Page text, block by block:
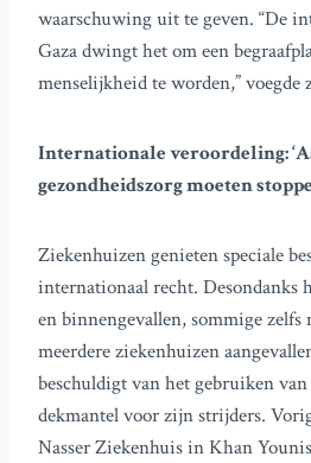
waarschuwing uit te geven. “De
Gaza dwingt het om een
menselijkheid te worden,” voegde
Internationale veroordeling:
gezondheidszorg moeten
Ziekenhuizen genieten speciale
internationaal recht. Desondanks
en binnengevallen, sommige zelfs
meerdere ziekenhuizen
beschuldigt van het gebruiken
dekmantel voor zijn strijders.
Nasser Ziekenhuis in Khan